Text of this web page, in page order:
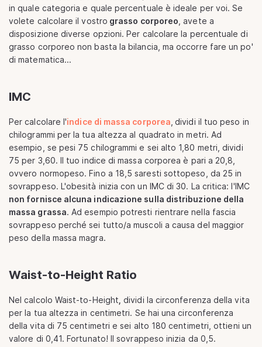
in quale categoria e quale percentuale è ideale per voi. Se
volete calcolare il vostro grasso corporeo , avete a
disposizione diverse opzioni. Per calcolare la percentuale di
grasso corporeo non basta la bilancia, ma occorre fare un po'
di matematica...
IMC
Per calcolare l'indice di massa corporea dividi il tuo peso in
chilogrammi per la tua altezza al quadrato in metri. Ad
esempio, se pesi 75 chilogrammi e sei alto 1,80 metri, dividi
75 per 3,60. Il tuo indice di massa corporea è pari a 20,8,
ovvero normopeso. Fino a 18,5 saresti sottopeso, da 25 in
sovrappeso. L'obesità inizia con un IMC di 30. La critica: l'IMC
non fornisce alcuna indicazione sulla distribuzione della
massa grassa. Ad esempio potresti rientrare nella fascia
sovrappeso perché sei tutto/a muscoli a causa del maggior
peso della massa magra.
Waist-to-Height Ratio
Nel calcolo Waist-to-Height dividi la circonferenza della vita
per la tua altezza in centimetri. Se hai una circonferenza
della vita di 75 centimetri e sei alto 180 centimetri, ottieni un
valore di 0,41. Fortunato! Il sovrappeso inizia da 0,5.